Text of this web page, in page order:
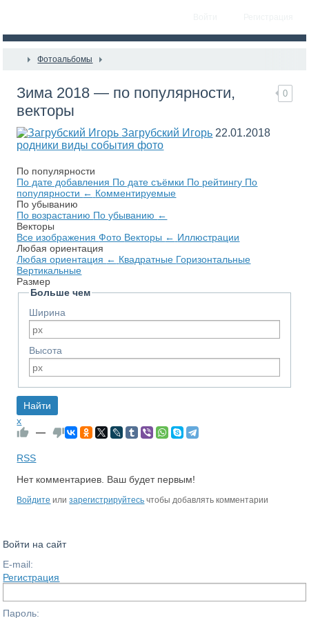
Фотоальбомы
0
Зима 2018 — по популярности,
векторы
Загрубский Игорь 22.01.2018
родники виды события фото
По популярности
По дате добавления По дате съёмки По рейтингу По
популярности ← Комментируемые
По убыванию
По возрастанию По убыванию ←
Векторы
Все изображенияФото Векторы ← Иллюстрации
Любая ориентация
Любая ориентация ← Квадратные Горизонтальные
Вертикальные
Размер
Больше чем
Ширина
Высота
x
—
RSS
Нет комментариев. Ваш будет первым!
Войдите илизарегистрируйтесь чтобы добавлять комментарии
Войти на сайт
E-mail:
Регистрация
Пароль: